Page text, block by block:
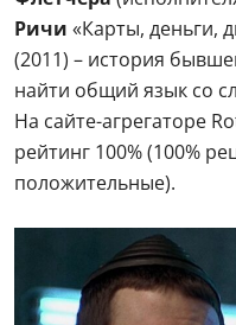
Ричи «Карты, деньги,
(2011) – история
найти общий язык со
На сайте-агрегаторе
рейтинг 100% (100%
положительные).